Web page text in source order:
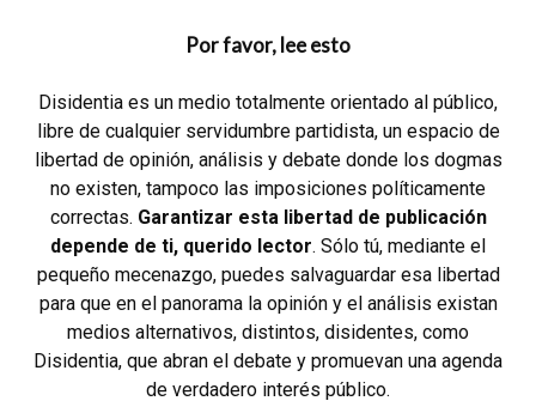
Por favor, lee esto
Disidentia es un medio totalmente orientado al público,
libre de cualquier servidumbre partidista, un espacio de
libertad de opinión, análisis y debate donde los dogmas
no existen, tampoco las imposiciones políticamente
correctas. Garantizar esta libertad de publicación
depende de ti, querido lector. Sólo tú, mediante el
pequeño mecenazgo, puedes salvaguardar esa libertad
para que en el panorama la opinión y el análisis existan
medios alternativos, distintos, disidentes, como
Disidentia, que abran el debate y promuevan una agenda
de verdadero interés público.